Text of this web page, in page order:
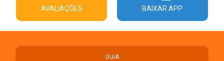
AVALIAÇÕES BAIXAR APP
GUIA